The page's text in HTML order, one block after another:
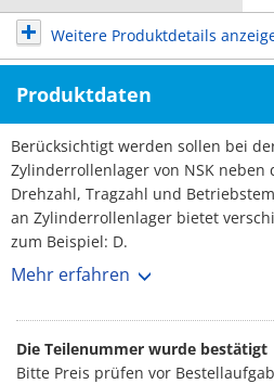
Weitere Produktdetails
Produktdaten
Berücksichtigt werden sollen bei
Zylinderrollenlager von NSK neben
Drehzahl, Tragzahl und
an Zylinderrollenlager bietet
zum Beispiel: D.
dem Spurkranz des Laufrades
Mehr erfahren
Die Teilenummer wurde bestätigt
Bitte Preis prüfen vor